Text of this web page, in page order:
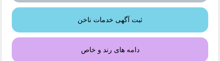
ثبت آگهی خدمات ناخن
دامه های رند و خاص